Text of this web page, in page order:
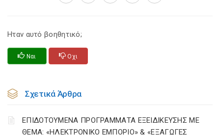
Ηταν αυτό βοηθητικό;
Ναι Οχι
Σχετικά Άρθρα
ΕΠΙΔΟΤΟΥΜΕΝΑ ΠΡΟΓΡΑΜΜΑΤΑ ΕΞΕΙΔΙΚΕΥΣΗΣ ΜΕ
ΘΕΜΑ: «ΗΛΕΚΤΡΟΝΙΚΟ ΕΜΠΟΡΙΟ» & «ΕΞΑΓΩΓΕΣ